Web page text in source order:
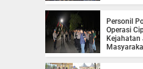
Personil
Operasi